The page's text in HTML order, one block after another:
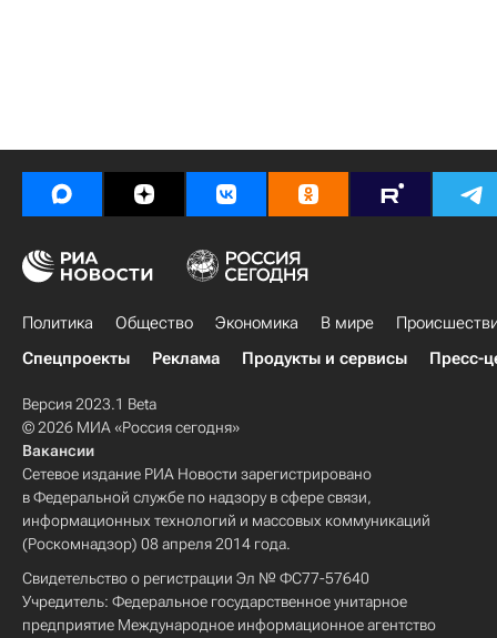
Политика Общество Экономика В мире
Спецпроекты
Реклама Продукты и сервисы Пресс-
Версия 2023.1 Beta
© 2026 МИА «Россия сегодня»
Вакансии
Сетевое издание РИА Новости зарегистрировано
в Федеральной службе по надзору в сфере связи,
информационных технологий и массовых коммуникаций
(Роскомнадзор) 08 апреля 2014 года.
Свидетельство о регистрации Эл № ФС77-57640
Учредитель: Федеральное государственное унитарное
предприятие Международное информационное агентство